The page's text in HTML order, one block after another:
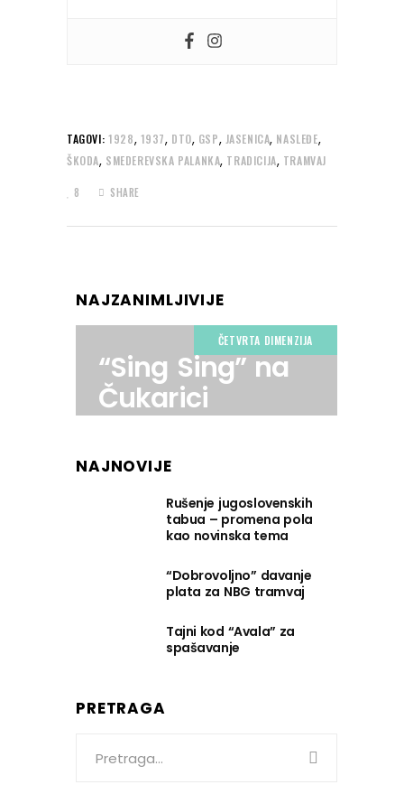
TAGOVI: 1928, 1937, DTO, GSP, JASENICA, NASLEĐE,
ŠKODA, SMEDEREVSKA PALANKA, TRADICIJA, TRAMVAJ
8 SHARE
NAJZANIMLJIVIJE
ČETVRTA DIMENZIJA
“Sing Sing” na
Čukarici
NAJNOVIJE
Rušenje jugoslovenskih
tabua – promena pola
kao novinska tema
“Dobrovoljno” davanje
plata za NBG tramvaj
Tajni kod “Avala” za
spašavanje
PRETRAGA